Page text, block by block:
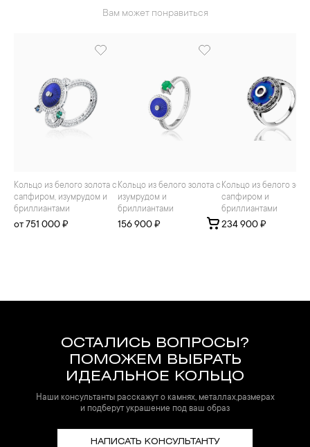
Вам может понравиться
Кольцо из белого золота с
сапфиром, изумрудом и
бриллиантами
от 751 000 ₽
Кольцо из белого золота с
изумрудом и
бриллиантами
156 900 ₽
Кольцо из белого золота с
сапфиром и
бриллиантами
234 900 ₽
ОСТАЛИСЬ ВОПРОСЫ?
ПОМОЖЕМ ВЫБРАТЬ
ИДЕАЛЬНОЕ КОЛЬЦО
Наши консультанты расскажут о камнях, металлах,размерах
и подберут украшение под ваш образ
НАПИСАТЬ КОНСУЛЬТАНТУ